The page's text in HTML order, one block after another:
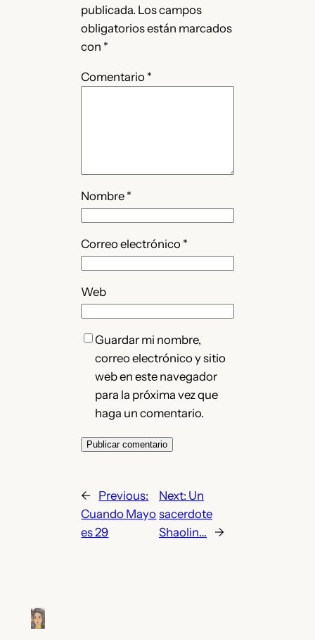
publicada. Los campos
obligatorios están marcados
con *
Comentario *
Nombre *
Correo electrónico *
Web
Guardar mi nombre,
correo electrónico y sitio
web en este navegador
para la próxima vez que
haga un comentario.
← Previous:
Cuando Mayo
es 29
Next: Un
sacerdote
Shaolin…
→